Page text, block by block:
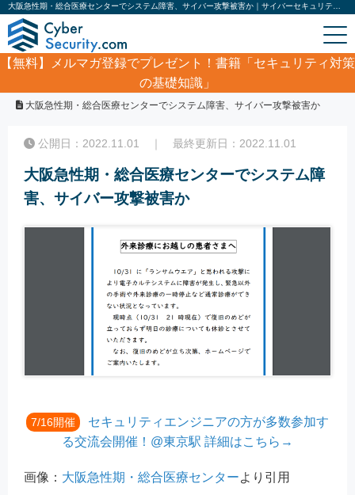
【無料】
メルマガ登録でプレゼント！書籍「セキュリティ対策
の基礎知識」
サイバーセキュリティ・情報漏洩ニュース
大阪急性期・総合医療センターでシステム障害、サイバー攻撃被害か
公開日：2022.11.01 ｜ 最終更新日：2022.11.01
大阪急性期・総合医療センターでシステム障
害、サイバー攻撃被害か
7/16開催
セキュリティエンジニアの方が多数参加す
る交流会開催！@東京駅 詳細はこちら→
画像： 大阪急性期・総合医療センターより引用